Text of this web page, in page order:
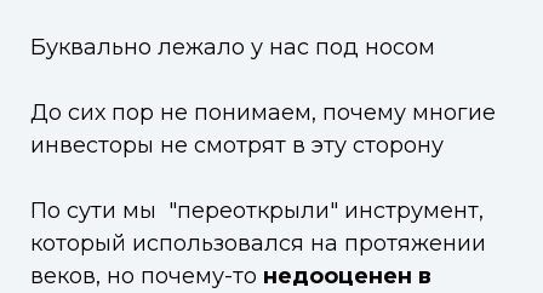
Буквально лежало у нас под носом
До сих пор не понимаем, почему многие
инвесторы не смотрят в эту сторону
По сути мы "переоткрыли" инструмент,
который использовался на протяжении
веков, но почему-то недооценен в